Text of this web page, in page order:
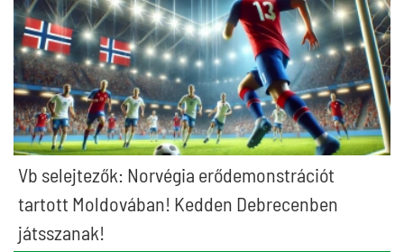
Vb selejtezők: Norvégia erődemonstrációt
tartott Moldovában! Kedden Debrecenben
játsszanak!